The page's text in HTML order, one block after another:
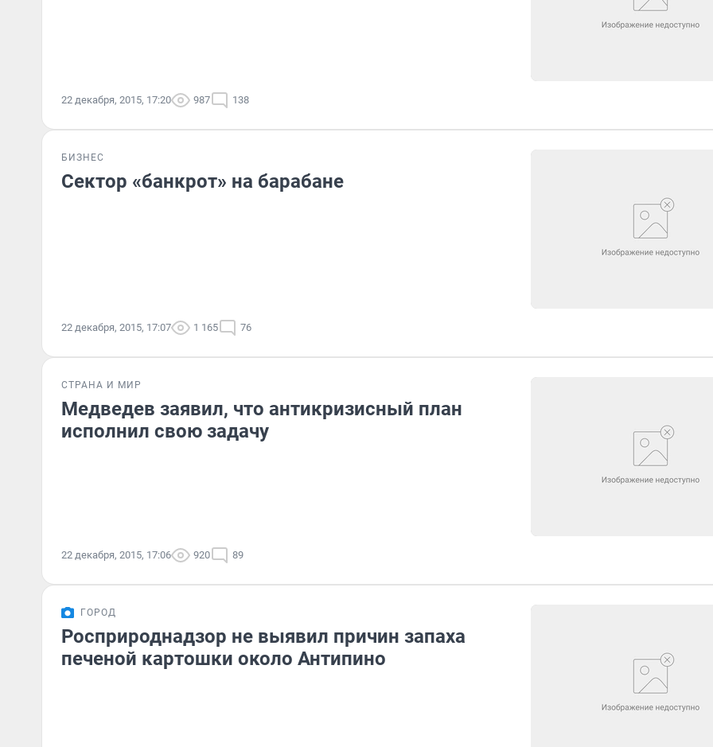
22 декабря, 2015, 17:20 987 138
БИЗНЕС
Сектор «банкрот» на барабане
22 декабря, 2015, 17:07 1 165 76
СТРАНА И МИР
Медведев заявил, что антикризисный план
исполнил свою задачу
22 декабря, 2015, 17:06 920 89
ГОРОД
Росприроднадзор не выявил причин запаха
печеной картошки около Антипино